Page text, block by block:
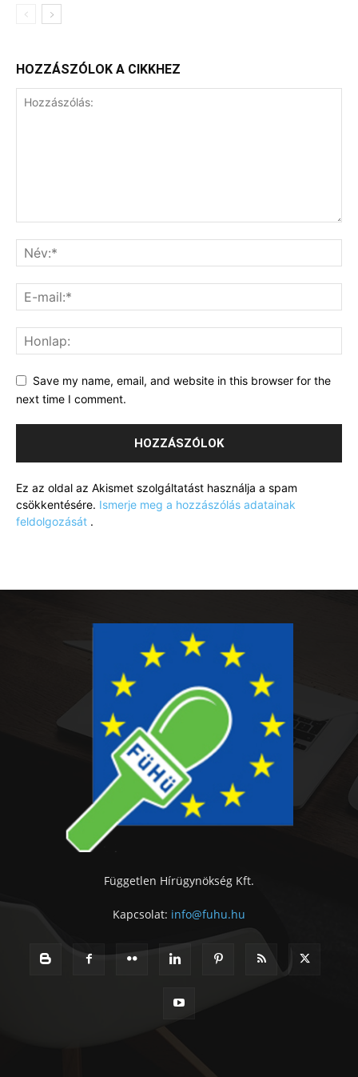
HOZZÁSZÓLOK A CIKKHEZ
Save my name, email, and website in this browser for the
next time I comment.
Ez az oldal az Akismet szolgáltatást használja a spam
csökkentésére. Ismerje meg a hozzászólás adatainak
feldolgozását .
Független Hírügynökség Kft.
Kapcsolat: info@fuhu.hu